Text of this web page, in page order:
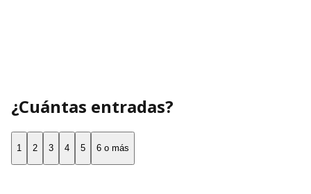
¿Cuántas entradas?
1 2 3 4 5 6 o más